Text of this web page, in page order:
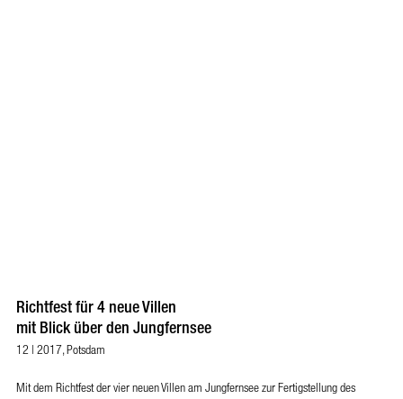
Richtfest für 4 neue Villen
mit Blick über den Jungfernsee
12 | 2017, Potsdam
Mit dem Richtfest der vier neuen Villen am Jungfernsee zur Fertigstellung des